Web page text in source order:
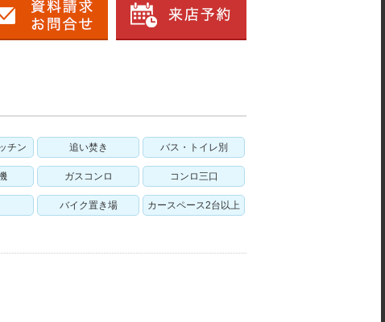
チン 追い焚き バス・トイレ別
ガスコンロ コンロ三口
バイク置き場 カースペース2台以上